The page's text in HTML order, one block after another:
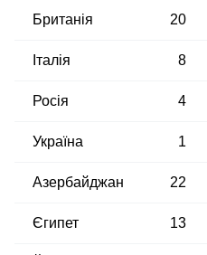
Британія 20
Італія 8
Росія 4
Україна 1
Азербайджан 22
Єгипет 13